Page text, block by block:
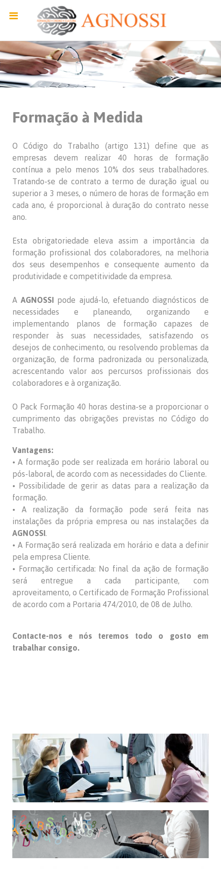
Formação à Medida
O Código do Trabalho (artigo 131) define que as
empresas devem realizar 40 horas de formação
contínua a pelo menos 10% dos seus trabalhadores.
Tratando-se de contrato a termo de duração igual ou
superior a 3 meses, o número de horas de formação em
cada ano, é proporcional à duração do contrato nesse
ano.
Esta obrigatoriedade eleva assim a importância da
formação profissional dos colaboradores, na melhoria
dos seus desempenhos e consequente aumento da
produtividade e competitividade da empresa.
AAGNOSSI pode ajudá-lo, efetuando diagnósticos de
necessidades e planeando, organizando e
implementando planos de formação capazes de
responder às suas necessidades, satisfazendo os
desejos de conhecimento, ou resolvendo problemas da
organização, de forma padronizada ou personalizada,
acrescentando valor aos percursos profissionais dos
colaboradores e à organização.
O Pack Formação 40 horas destina-se a proporcionar o
cumprimento das obrigações previstas no Código do
Trabalho.
Vantagens:
• A formação pode ser realizada em horário laboral ou
pós-laboral, de acordo com as necessidades do Cliente.
• Possibilidade de gerir as datas para a realização da
formação.
• A realização da formação pode será feita nas
instalações da própria empresa ou nas instalações da
AGNOSSI.
• A Formação será realizada em horário e data a definir
pela empresa Cliente.
• Formação certificada: No final da ação de formação
será entregue a cada participante, com
aproveitamento, o Certificado de Formação Profissional
de acordo com a Portaria 474/2010, de 08 de Julho.
Contacte-nos e nós teremos todo o gosto em
trabalhar consigo.